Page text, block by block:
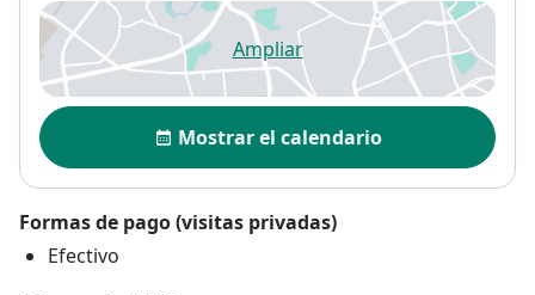
Ampliarse abre en una nueva
Disponibilidad
Mostrar el calendario
Formas de pago (visitas privadas)
Efectivo